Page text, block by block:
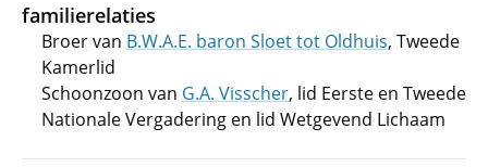
familierelaties
Broer van B.W.A.E. baron Sloet tot Oldhuis, Tweede
Kamerlid
Schoonzoon van G.A. Visscher, lid Eerste en Tweede
Nationale Vergadering en lid Wetgevend Lichaam